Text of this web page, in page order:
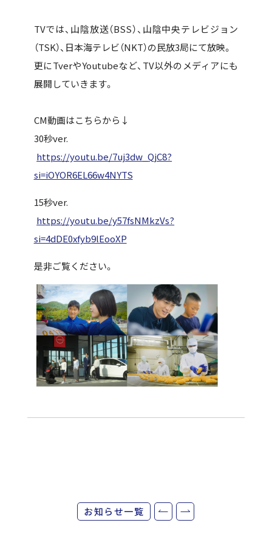
TVでは、山陰放送（BSS）、山陰中央テレビジョン
（TSK）、日本海テレビ（NKT）の民放3局にて放映。
更にTverやYoutubeなど、TV以外のメディアにも
展開していきます。
CM動画はこちらから↓
30秒ver.
https://youtu.be/7uj3dw_QjC8?
si=iOYOR6EL66w4NYTS
15秒ver.
https://youtu.be/y57fsNMkzVs?
si=4dDE0xfyb9lEooXP
是非ご覧ください。
お知らせ一覧